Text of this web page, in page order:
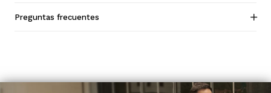
Preguntas frecuentes